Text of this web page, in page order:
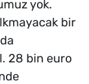
yok.
bir
28 bin euro